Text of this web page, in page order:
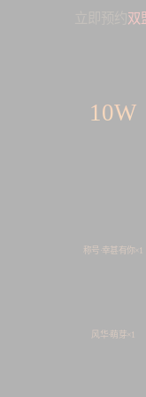
双
10W
称号·幸甚有你×1
风华·萌芽×1